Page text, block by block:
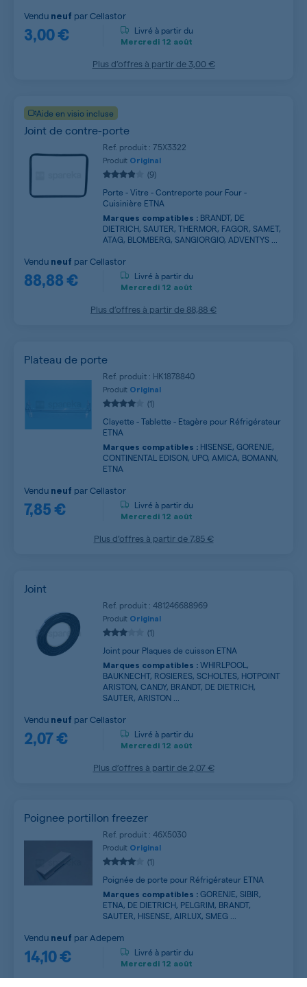
3,00 €
Vendu neuf parCellastor
Livré à partir du
Mercredi 12 août
Plus d’offres à partir de 3,00 €
Aide en visio incluse
Joint de contre-porte
Ref. produit : 75X3322
Produit Original
(9)
Porte - Vitre - Contreporte pour Four -
Cuisinière ETNA
Marques compatibles : BRANDT, DE
DIETRICH, SAUTER, THERMOR, FAGOR, SAMET,
ATAG, BLOMBERG, SANGIORGIO, ADVENTYS ...
88,88 €
Vendu neuf parCellastor
Livré à partir du
Mercredi 12 août
Plus d’offres à partir de88,88 €
Plateau de porte
Ref. produit : HK1878840
Produit Original
(1)
Clayette - Tablette - Etagère pour Réfrigérateur
ETNA
Marques compatibles : HISENSE, GORENJE,
CONTINENTAL EDISON, UPO, AMICA, BOMANN,
ETNA
7,85 €
Vendu neuf parCellastor
Livré à partir du
Mercredi 12 août
Plus d’offres à partir de7,85 €
Joint
Ref. produit : 481246688969
Produit Original
(1)
Joint pour Plaques de cuisson ETNA
Marques compatibles : WHIRLPOOL,
BAUKNECHT, ROSIERES, SCHOLTES, HOTPOINT
ARISTON, CANDY, BRANDT, DE DIETRICH,
SAUTER, ARISTON ...
2,07 €
Vendu neuf parCellastor
Livré à partir du
Mercredi 12 août
Plus d’offres à partir de 2,07 €
Poignee portillon freezer
Ref. produit : 46X5030
Produit Original
(1)
Poignée de porte pour Réfrigérateur ETNA
Marques compatibles : GORENJE, SIBIR,
ETNA, DE DIETRICH, PELGRIM, BRANDT,
SAUTER, HISENSE, AIRLUX, SMEG ...
14,10 €
Vendu neuf par Adepem
Livré à partir du
Mercredi 12 août